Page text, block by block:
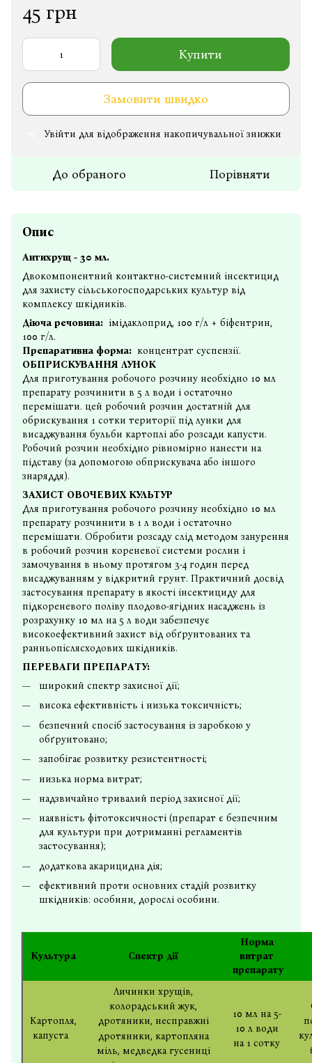
45 грн
Купити
Замовити швидко
Увійти для відображення накопичувальної знижки
До обраного Порівняти
Опис
Антихрущ - 30 мл.
Двокомпонентний контактно-системний інсектицид
для захисту сільськогосподарських культур від
комплексу шкідників.
Діюча речовина: імідаклоприд, 100 г/л + біфентрин,
100 г/л.
Препаративна форма: концентрат суспензії.
ОБПРИСКУВАННЯ ЛУНОК
Для приготування робочого розчину необхідно 10 мл
препарату розчинити в 5 л води і остаточно
перемішати. цей робочий розчин достатній для
обрискування 1 сотки території під лунки для
висаджування бульби картоплі або розсади капусти.
Робочий розчин необхідно рівномірно нанести на
підставу (за допомогою обприскувача або іншого
знаряддя).
ЗАХИСТ ОВОЧЕВИХ КУЛЬТУР
Для приготування робочого розчину необхідно 10 мл
препарату розчинити в 1 л води і остаточно
перемішати. Обробити розсаду слід методом занурення
в робочий розчин кореневої системи рослин і
замочування в ньому протягом 3-4 годин перед
висаджуванням у відкритий грунт. Практичний досвід
застосування препарату в якості інсектициду для
підкореневого поліву плодово-ягідних насаджень із
розрахунку 10 мл на 5 л води забезпечує
високоефективний захист від обґрунтованих та
ранньопіслясходових шкідників.
ПЕРЕВАГИ ПРЕПАРАТУ:
широкий спектр захисної дії;
висока ефективність і низька токсичність;
безпечний спосіб застосування із заробкою у
обґрунтовано;
запобігає розвитку резистентності;
низька норма витрат;
надзвичайно тривалий період захисної дії;
наявність фітотоксичності (препарат є безпечним
для культури при дотриманні регламентів
застосування);
додаткова акарицидна дія;
ефективний проти основних стадій розвитку
шкідників: особини, дорослі особини.
Культура Спектр дії
Норма
витрат
препарату
Картопля,
капуста
Личинки хрущів,
колорадський жук,
дротяники, несправжні
дротяники, картопляна
міль, медведка гусениці
10 мл на 5-
10 л води
на 1 сотку